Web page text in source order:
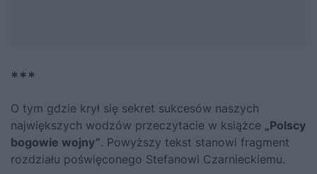
***
O tym gdzie krył się sekret sukcesów naszych
największych wodzów przeczytacie w książce „Polscy
bogowie wojny”. Powyższy tekst stanowi fragment
rozdziału poświęconego Stefanowi Czarnieckiemu.